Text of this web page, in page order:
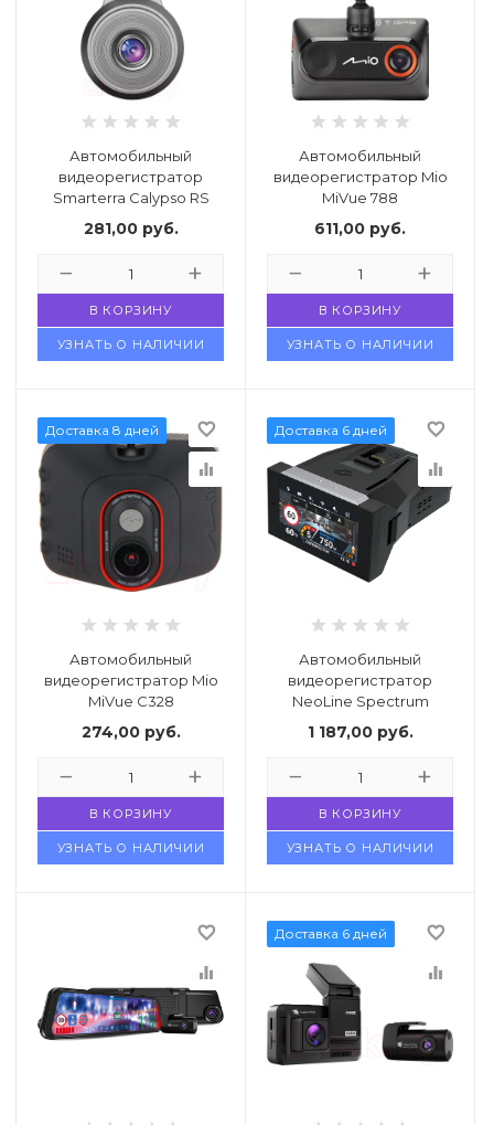
Автомобильный
видеорегистратор
Smarterra Calypso RS
281,00 руб.
В КОРЗИНУ
УЗНАТЬ О НАЛИЧИИ
Автомобильный
видеорегистратор Mio
MiVue 788
611,00 руб.
В КОРЗИНУ
УЗНАТЬ О НАЛИЧИИ
Доставка 8 дней
favorite_border
equalizer
Автомобильный
видеорегистратор Mio
MiVue C328
274,00 руб.
В КОРЗИНУ
УЗНАТЬ О НАЛИЧИИ
Доставка 6 дней
favorite_border
equalizer
Автомобильный
видеорегистратор
NeoLine Spectrum
1 187,00 руб.
В КОРЗИНУ
УЗНАТЬ О НАЛИЧИИ
favorite_border
equalizer
Доставка 6 дней
favorite_border
equalizer